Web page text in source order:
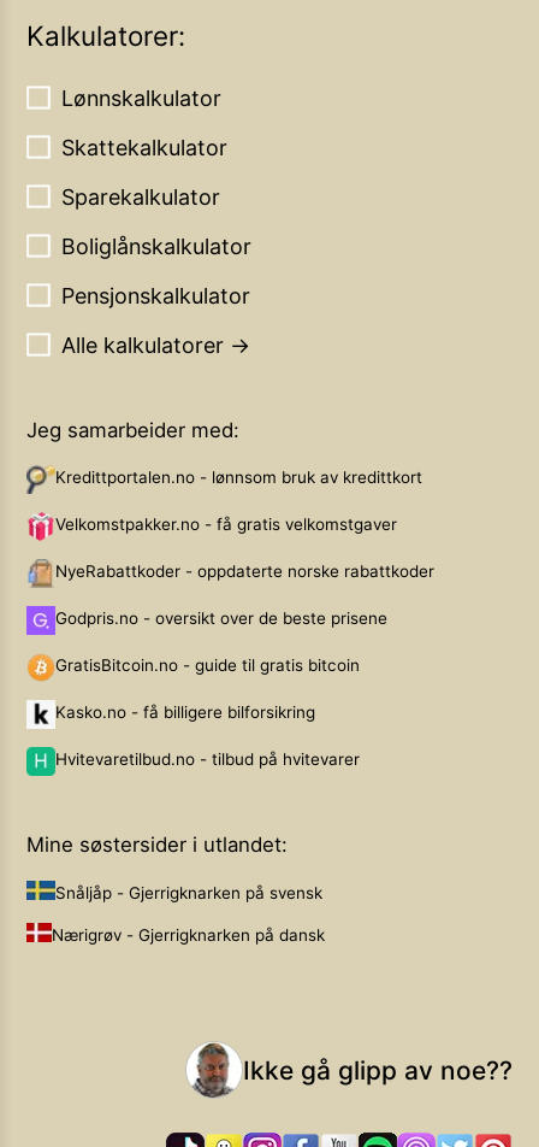
Kalkulatorer:
Lønnskalkulator
Skattekalkulator
Sparekalkulator
Boliglånskalkulator
Pensjonskalkulator
Alle kalkulatorer →
Jeg samarbeider med:
Kredittportalen.no - lønnsom bruk av kredittkort
Velkomstpakker.no - få gratis velkomstgaver
NyeRabattkoder - oppdaterte norske rabattkoder
Godpris.no - oversikt over de beste prisene
GratisBitcoin.no - guide til gratis bitcoin
Kasko.no - få billigere bilforsikring
Hvitevaretilbud.no - tilbud på hvitevarer
Mine søstersider i utlandet:
Snåljåp - Gjerrigknarken på svensk
Nærigrøv - Gjerrigknarken på dansk
Ikke gå glipp av noe??